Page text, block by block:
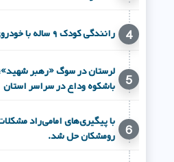
4 رانندگی کودک ۹ ساله با خودروی خانواده در رومشکان
5
لرستان در سوگ «رهبر
باشکوه وداع در سراسر استان
6
با پیگیری‌های امامی‌راد
رومشکان حل شد.